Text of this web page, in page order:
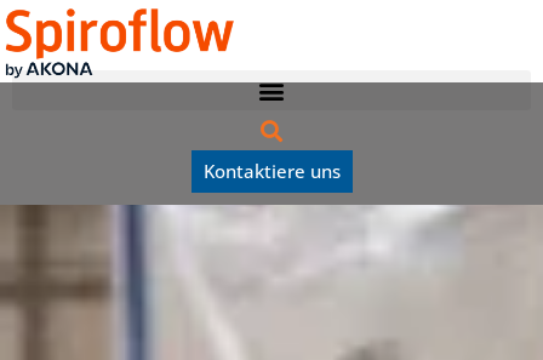
Kontaktiere uns